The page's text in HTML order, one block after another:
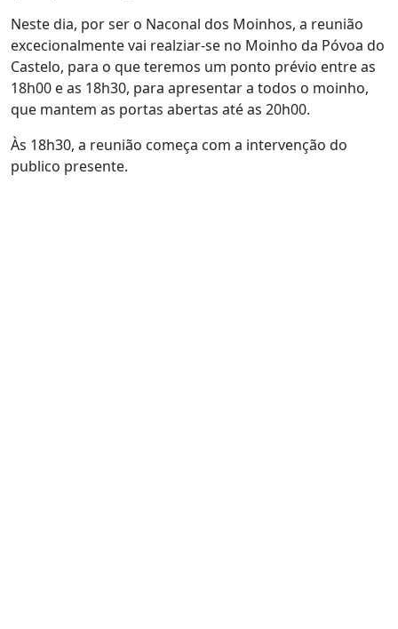
Neste dia, por ser o Naconal dos Moinhos, a reunião
excecionalmente vai realziar-se no Moinho da Póvoa do
Castelo, para o que teremos um ponto prévio entre as
18h00 e as 18h30, para apresentar a todos o moinho,
que mantem as portas abertas até as 20h00.
Às 18h30, a reunião começa com a intervenção do
publico presente.